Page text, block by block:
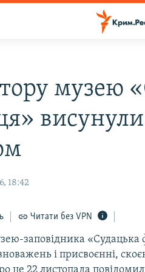
музею
18:42
Читати без VPN
заповідника
і присвоєнні,